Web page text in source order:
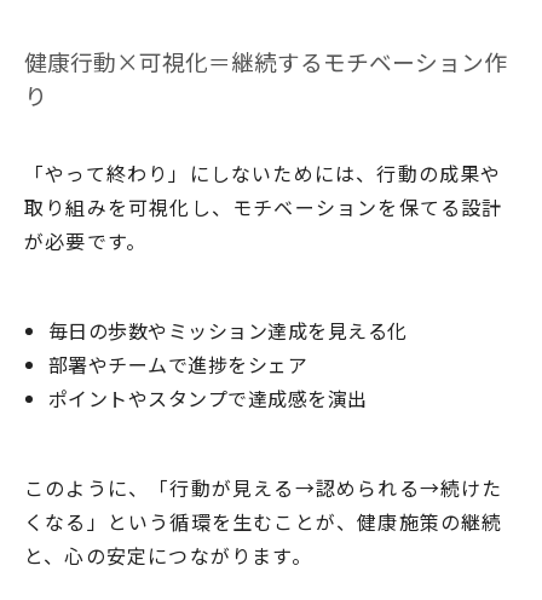
健康行動×可視化＝継続するモチベーション作
り
「やって終わり」にしないためには、行動の成果や
取り組みを可視化し、モチベーションを保てる設計
が必要です。
毎日の歩数やミッション達成を見える化
部署やチームで進捗をシェア
ポイントやスタンプで達成感を演出
このように、「行動が見える→認められる→続けた
くなる」という循環を生むことが、健康施策の継続
と、心の安定につながります。